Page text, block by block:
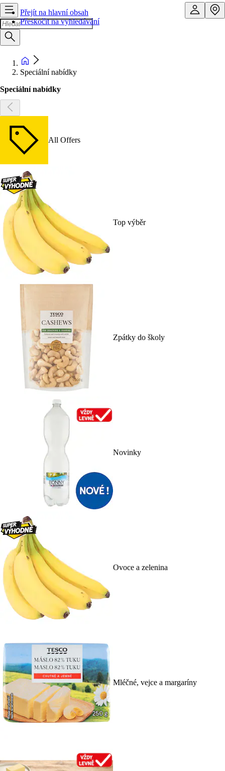
Přejít na hlavní obsah
Přeskočit na vyhledávání
Speciální nabídky
Speciální nabídky
All Offers
Top výběr
Zpátky do školy
Novinky
Ovoce a zelenina
Mléčné, vejce a margaríny